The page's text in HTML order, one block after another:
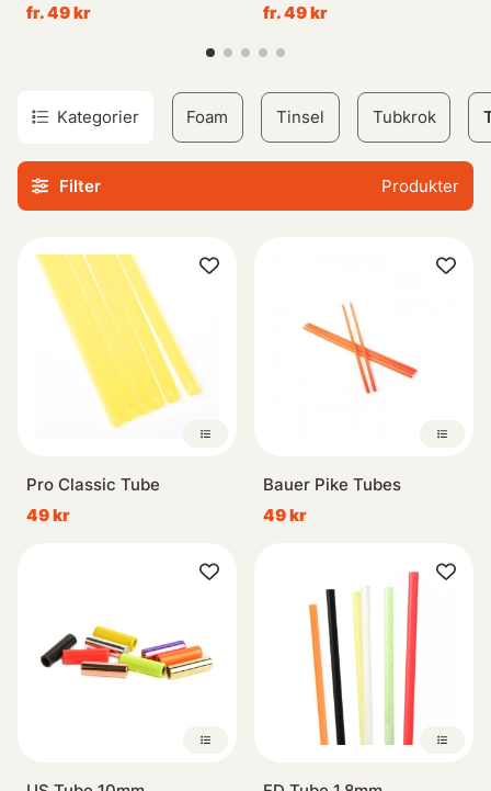
fr. 49 kr
fr. 49 kr
Kategorier Foam Tinsel Tubkrok
Filter Produkter
Pro Classic Tube
49 kr
Bauer Pike Tubes
49 kr